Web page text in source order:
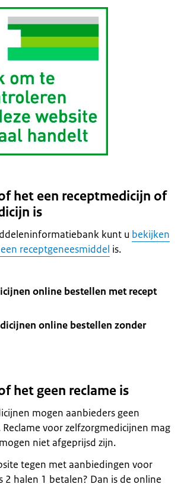
het een receptmedicijn of
is
kunt u bekijken
receptgeneesmiddel is.
online bestellen met recept
online bestellen zonder
het geen reclame is
mogen aanbieders geen
voor zelfzorgmedicijnen mag
niet afgeprijsd zijn.
tegen met aanbiedingen voor
2 halen 1 betalen? Dan is de online